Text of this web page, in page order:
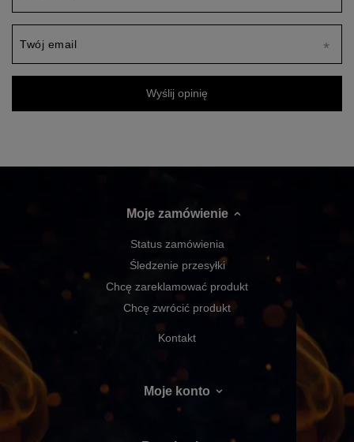
Twój email
Wyślij opinię
Moje zamówienie
Status zamówienia
Śledzenie przesyłki
Chcę zareklamować produkt
Chcę zwrócić produkt
Kontakt
Moje konto